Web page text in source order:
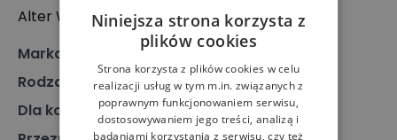
Alter Wall 32, 20457 Hamburg, Niemcy
Marka
Emu Australia
Rodzaj
Obuwie, Buty zimowe
Dla kogo
Dla niej
Niniejsza strona korzysta z
plików cookies
Strona korzysta z plików cookies w celu
realizacji usług w tym m.in. związanych z
poprawnym funkcjonowaniem serwisu,
dostosowywaniem jego treści, analizą i
badaniami korzystania z serwisu, czy też